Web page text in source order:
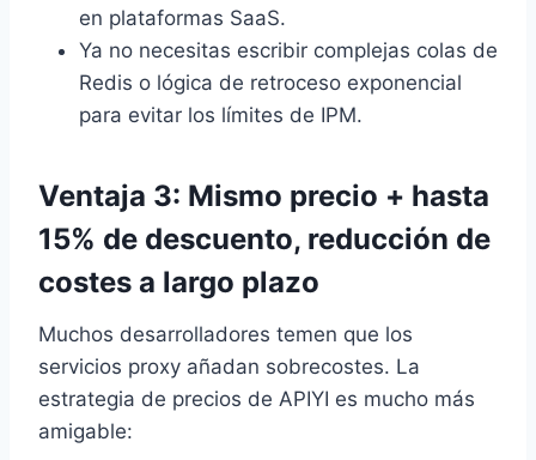
en plataformas SaaS.
Ya no necesitas escribir complejas colas de
Redis o lógica de retroceso exponencial
para evitar los límites de IPM.
Ventaja 3: Mismo precio + hasta
15% de descuento, reducción de
costes a largo plazo
Muchos desarrolladores temen que los
servicios proxy añadan sobrecostes. La
estrategia de precios de APIYI es mucho más
amigable: